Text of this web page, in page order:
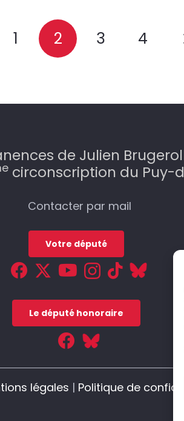
1 2 3 4
de Julien
circonscription du Puy-
Contacter par mail
Votre député
Le député honoraire
légales | Politique de